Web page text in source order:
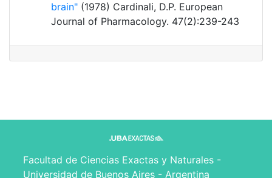
brain" (1978) Cardinali, D.P. European
Journal of Pharmacology. 47(2):239-243
Facultad de Ciencias Exactas y Naturales -
Universidad de Buenos Aires - Argentina